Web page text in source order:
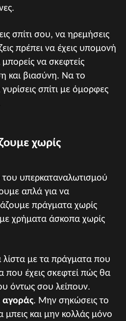
σπίτι σου, να ηρεμήσεις
πρέπει να έχεις υπομονή
να σκεφτείς
και βιασύνη. Να το
σπίτι με όμορφες
χωρίς
του υπερκαταναλωτισμού
απλά για να
πράγματα χωρίς
χρήματα άσκοπα χωρίς
λίστα με τα πράγματα που
που έχεις σκεφτεί πώς θα
όντως σου λείπουν.
αγοράς. Μην σηκώσεις το
και μην κολλάς μόνο